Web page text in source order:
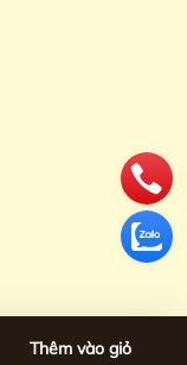
Thêm vào giỏ